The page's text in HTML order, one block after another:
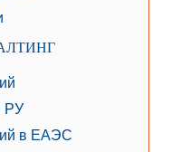
РУ
в ЕАЭС